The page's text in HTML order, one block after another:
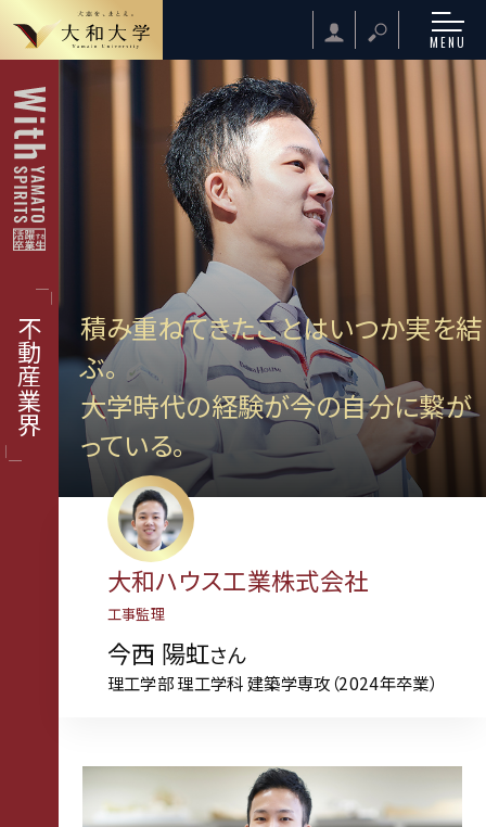
MENU
不動産業界
積み重ねてきたことはいつか実を結
ぶ。
大学時代の経験が今の自分に繋が
っている。
大和ハウス工業株式会社
工事監理
今西 陽虹さん
理工学部 理工学科 建築学専攻（2024年卒業）